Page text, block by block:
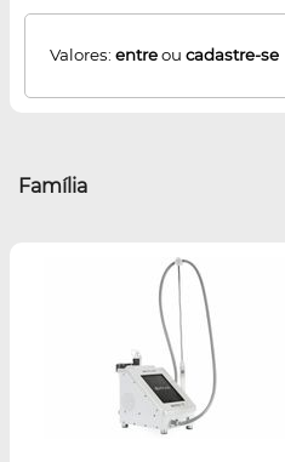
Valores: entreou cadastre-se
Família